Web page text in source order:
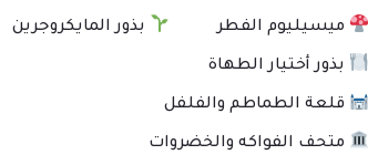
ميسيليوم الفطر بذور المايكروجرين
بذور أختيار الطهاة
قلعة الطماطم والفلفل
متحف الفواكه والخضروات